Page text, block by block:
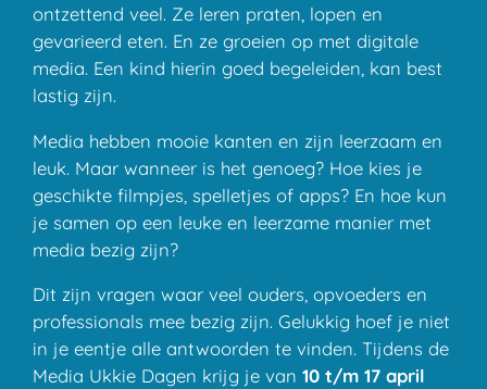
ontzettend veel. Ze leren praten, lopen en
gevarieerd eten. En ze groeien op met digitale
media. Een kind hierin goed begeleiden, kan best
lastig zijn.
Media hebben mooie kanten en zijn leerzaam en
leuk. Maar wanneer is het genoeg? Hoe kies je
geschikte filmpjes, spelletjes of apps? En hoe kun
je samen op een leuke en leerzame manier met
media bezig zijn?
Dit zijn vragen waar veel ouders, opvoeders en
professionals mee bezig zijn. Gelukkig hoef je niet
in je eentje alle antwoorden te vinden. Tijdens de
Media Ukkie Dagen krijg je van 10 t/m 17 april